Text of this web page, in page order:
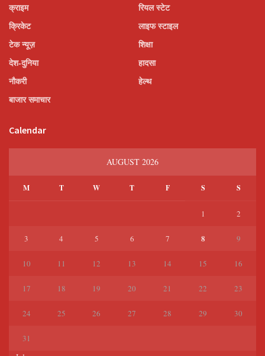
क्राइम
क्रिकेट
टेक न्यूज़
देश-दुनिया
नौकरी
बाजार समाचार
रियल स्टेट
लाइफ स्टाइल
शिक्षा
हादसा
हेल्थ
Calendar
AUGUST 2026
M T W T F S S
1 2
3 4 5 6 7 8 9
10 11 12 13 14 15 16
17 18 19 20 21 22 23
24 25 26 27 28 29 30
31